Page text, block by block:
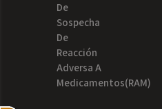
De
Sospecha
De
Reacción
Adversa A
Medicamentos(RAM)